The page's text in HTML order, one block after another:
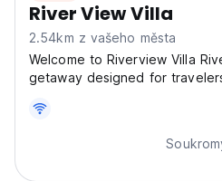
River View Villa
2.54km z vašeho města
Welcome to Riverview Villa
getaway designed for
offers a mix of private rooms
accommodation, making it